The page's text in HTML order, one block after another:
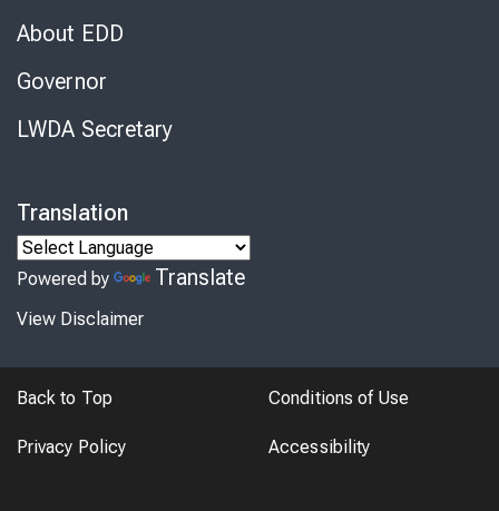
About EDD
Governor
LWDA Secretary
Translation
Powered by Translate
View Disclaimer
Back to Top Conditions of Use
Privacy Policy Accessibility